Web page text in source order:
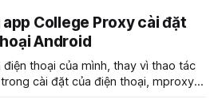
nhấn vào biểu tượng dấu + (add config) Bước 3: Bạn chọn
College Proxy cài đặt
Android
thoại của mình, thay vì thao tác
cài đặt của điện thoại, mproxy